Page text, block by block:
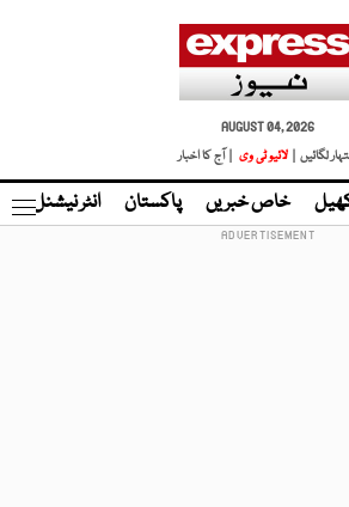
AUGUST 04, 2026
لگائیں |
لائیو ٹی وی | آج کا اخبار
خاص خبریں پاکستان انٹر نیشنل